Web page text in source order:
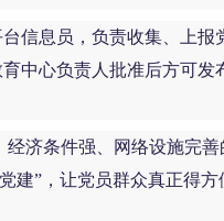
信息员，负责收集、上报
中心负责人批准后方可发
济条件强、网络设施完
建”，让党员群众真正得方